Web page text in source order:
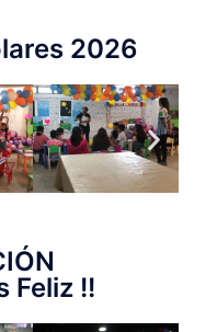
2026
Feliz !!